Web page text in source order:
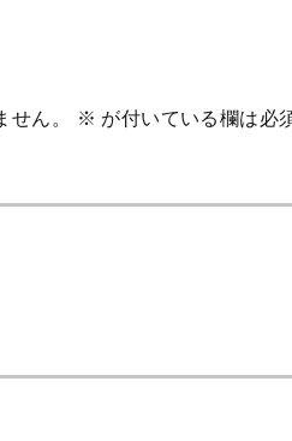
ん。 ※ が付いている欄は必